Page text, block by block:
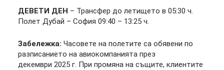
ДЕВЕТИ ДЕН – Трансфер до летището в 05:30 ч.
Полет Дубай – София 09:40 – 13:25 ч.
Забележка: Часовете на полетите са обявени по
разписанието на авиокомпанията през
декември 2025 г. При промяна на същите, клиентите